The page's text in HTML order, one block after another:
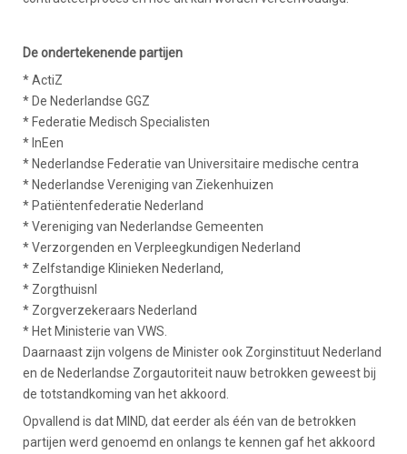
De ondertekenende partijen
* ActiZ
* De Nederlandse GGZ
* Federatie Medisch Specialisten
* InEen
* Nederlandse Federatie van Universitaire medische centra
* Nederlandse Vereniging van Ziekenhuizen
* Patiëntenfederatie Nederland
* Vereniging van Nederlandse Gemeenten
* Verzorgenden en Verpleegkundigen Nederland
* Zelfstandige Klinieken Nederland,
* Zorgthuisnl
* Zorgverzekeraars Nederland
* Het Ministerie van VWS.
Daarnaast zijn volgens de Minister ook Zorginstituut Nederland
en de Nederlandse Zorgautoriteit nauw betrokken geweest bij
de totstandkoming van het akkoord.
Opvallend is dat MIND, dat eerder als één van de betrokken
partijen werd genoemd en onlangs te kennen gaf het akkoord